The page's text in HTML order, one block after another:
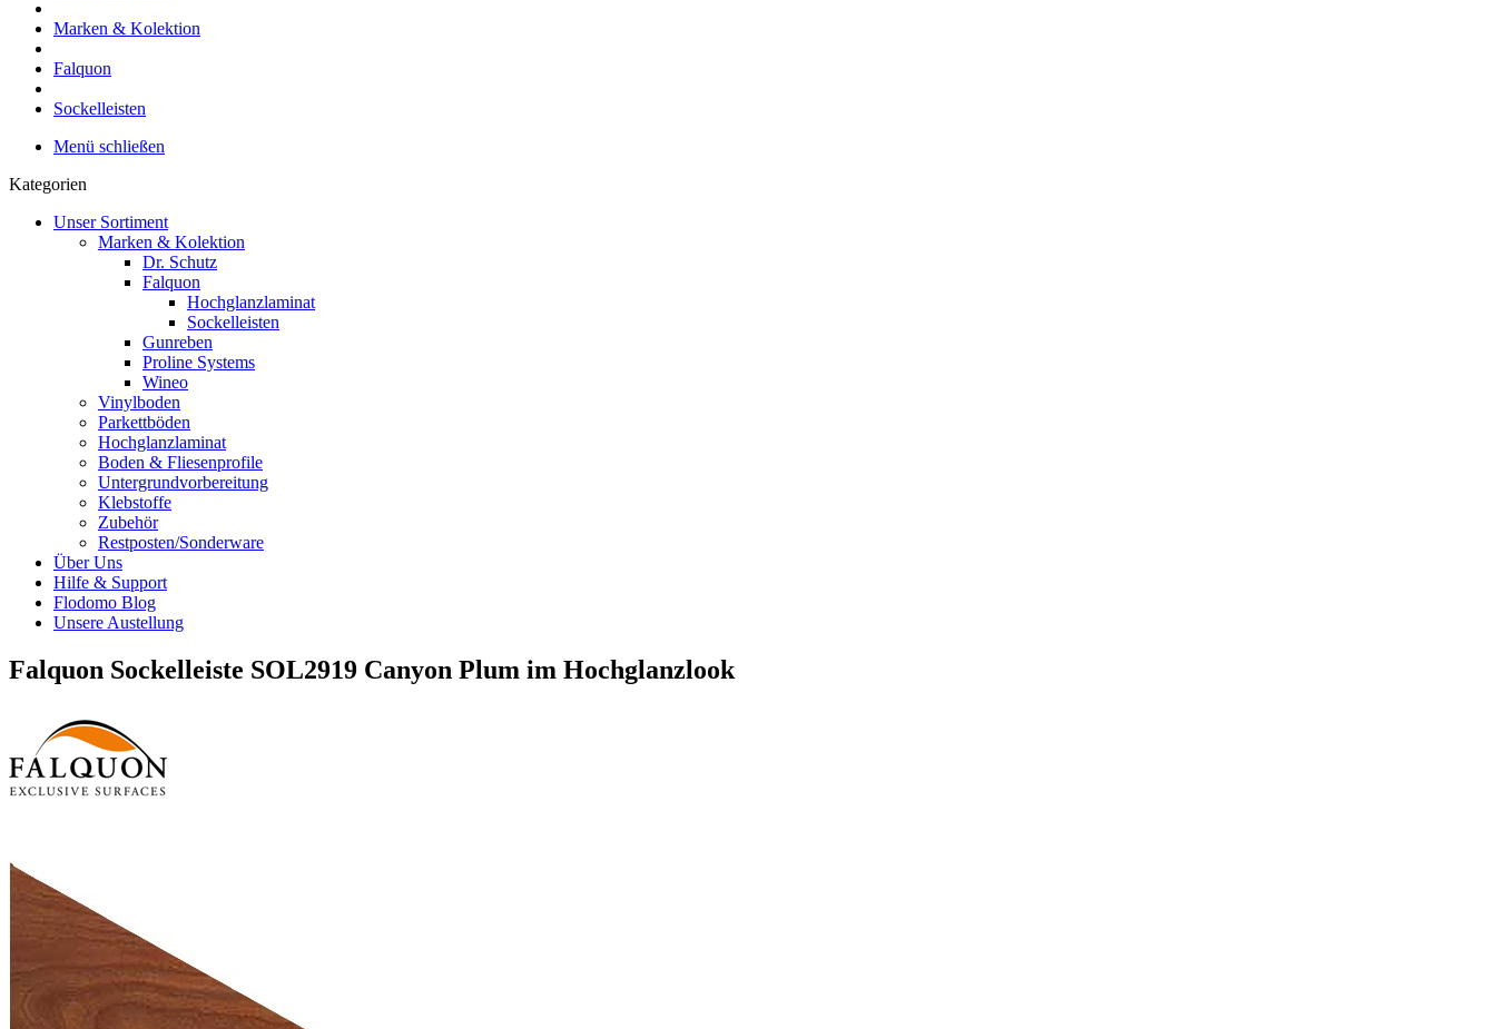
Marken & Kolektion
Falquon
Sockelleisten
Menü schließen
Kategorien
Unser Sortiment
Marken & Kolektion
Dr. Schutz
Falquon
Hochglanzlaminat
Sockelleisten
Gunreben
Proline Systems
Wineo
Vinylboden
Parkettböden
Hochglanzlaminat
Boden & Fliesenprofile
Untergrundvorbereitung
Klebstoffe
Zubehör
Restposten/Sonderware
Über Uns
Hilfe & Support
Flodomo Blog
Unsere Austellung
Falquon Sockelleiste SOL2919 Canyon Plum im Hochglanzlook